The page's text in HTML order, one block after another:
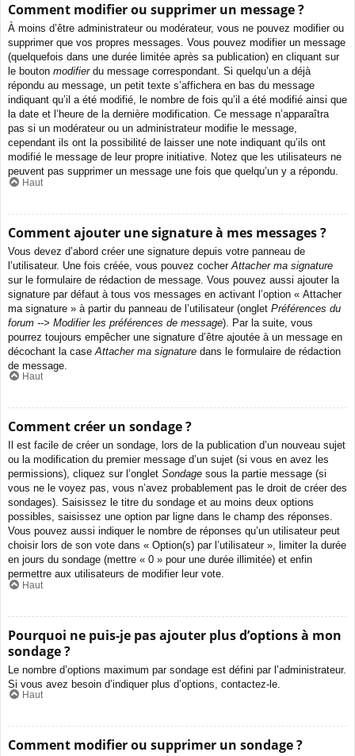
Comment modifier ou supprimer un message ?
À moins d’être administrateur ou modérateur, vous ne pouvez modifier ou
supprimer que vos propres messages. Vous pouvez modifier un message
(quelquefois dans une durée limitée après sa publication) en cliquant sur
le bouton modifierdu message correspondant. Si quelqu’un a déjà
répondu au message, un petit texte s’affichera en bas du message
indiquant qu’il a été modifié, le nombre de fois qu’il a été modifié ainsi que
la date et l’heure de la dernière modification. Ce message n’apparaîtra
pas si un modérateur ou un administrateur modifie le message,
cependant ils ont la possibilité de laisser une note indiquant qu’ils ont
modifié le message de leur propre initiative. Notez que les utilisateurs ne
peuvent pas supprimer un message une fois que quelqu’un y a répondu.
Haut
Comment ajouter une signature à mes messages ?
Vous devez d’abord créer une signature depuis votre panneau de
l’utilisateur. Une fois créée, vous pouvez cocher Attacher ma signature
sur le formulaire de rédaction de message. Vous pouvez aussi ajouter la
signature par défaut à tous vos messages en activant l’option « Attacher
ma signature » à partir du panneau de l’utilisateur (onglet Préférences du
forum --> Modifier les préférences de message). Par la suite, vous
pourrez toujours empêcher une signature d’être ajoutée à un message en
décochant la case Attacher ma signature dans le formulaire de rédaction
de message.
Haut
Comment créer un sondage ?
Il est facile de créer un sondage, lors de la publication d’un nouveau sujet
ou la modification du premier message d’un sujet (si vous en avez les
permissions), cliquez sur l’onglet Sondage sous la partie message (si
vous ne le voyez pas, vous n’avez probablement pas le droit de créer des
sondages). Saisissez le titre du sondage et au moins deux options
possibles, saisissez une option par ligne dans le champ des réponses.
Vous pouvez aussi indiquer le nombre de réponses qu’un utilisateur peut
choisir lors de son vote dans « Option(s) par l’utilisateur », limiter la durée
en jours du sondage (mettre « 0 » pour une durée illimitée) et enfin
permettre aux utilisateurs de modifier leur vote.
Haut
Pourquoi ne puis-je pas ajouter plus d’options à mon
sondage ?
Le nombre d’options maximum par sondage est défini par l’administrateur.
Si vous avez besoin d’indiquer plus d’options, contactez-le.
Haut
Comment modifier ou supprimer un sondage ?